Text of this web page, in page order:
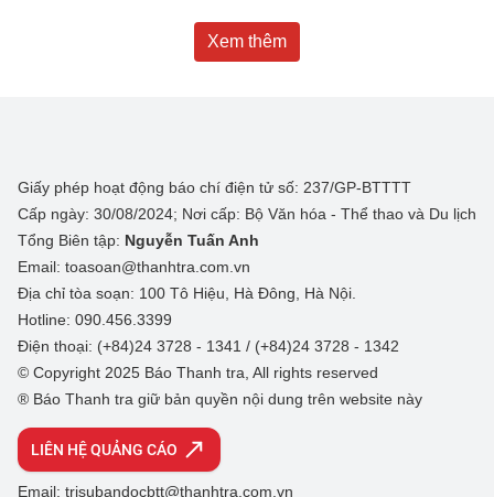
Xem thêm
Giấy phép hoạt động báo chí điện tử số: 237/GP-BTTTT
Cấp ngày: 30/08/2024; Nơi cấp: Bộ Văn hóa - Thể thao và Du lịch
Tổng Biên tập: Nguyễn Tuấn Anh
Email: toasoan@thanhtra.com.vn
Địa chỉ tòa soạn: 100 Tô Hiệu, Hà Đông, Hà Nội.
Hotline: 090.456.3399
Điện thoại: (+84)24 3728 - 1341 / (+84)24 3728 - 1342
© Copyright 2025 Báo Thanh tra, All rights reserved
® Báo Thanh tra giữ bản quyền nội dung trên website này
LIÊN HỆ QUẢNG CÁO
Email: trisubandocbtt@thanhtra.com.vn